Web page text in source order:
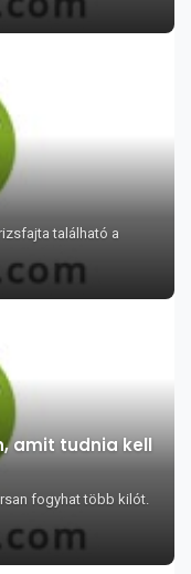
található a
amit tudnia kell
fogyhat több kilót.